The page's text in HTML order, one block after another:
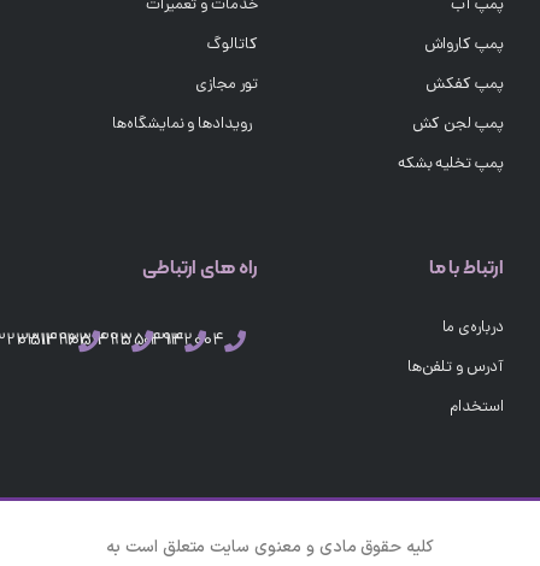
پمپ آب
پمپ کارواش
پمپ کفکش
پمپ لجن کش
پمپ تخلیه بشکه
خدمات و تعمیرات
کاتالوگ
تور مجازی
رویدادها و نمایشگاه‌ها
ارتباط با ما
درباره‌ی ما
آدرس و تلفن‌ها
استخدام
راه های ارتباطی
03132004
03132351494
03132351495
03132351496
کلیه حقوق مادی و معنوی سایت متعلق است به